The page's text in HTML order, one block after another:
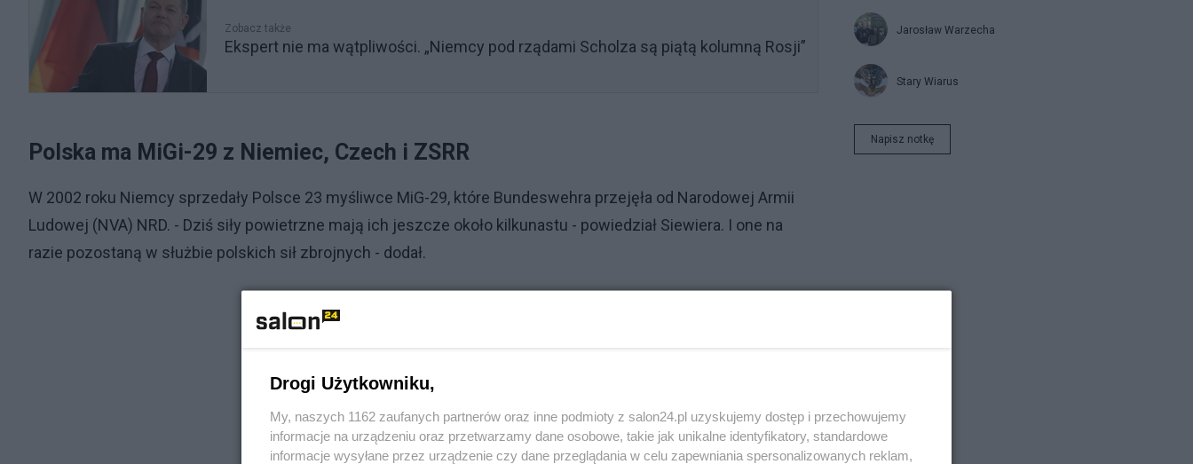
Zobacz także
Ekspert nie ma wątpliwości. „Niemcy pod rządami Scholza są piątą kolumną Rosji”
Polska ma MiGi-29 z Niemiec, Czech i ZSRR
W 2002 roku Niemcy sprzedały Polsce 23 myśliwce MiG-29, które Bundeswehra przejęła od Narodowej Armii
Ludowej (NVA) NRD. - Dziś siły powietrzne mają ich jeszcze około kilkunastu - powiedział Siewiera. I one na
razie pozostaną w służbie polskich sił zbrojnych - dodał.
Jarosław Warzecha
Stary Wiarus
Napisz notkę
Drogi Użytkowniku,
My, naszych 1162 zaufanych partnerów oraz inne podmioty z salon24.pl uzyskujemy dostęp i przechowujemy
informacje na urządzeniu oraz przetwarzamy dane osobowe, takie jak unikalne identyfikatory, standardowe
informacje wysyłane przez urządzenie czy dane przeglądania w celu zapewniania spersonalizowanych reklam,